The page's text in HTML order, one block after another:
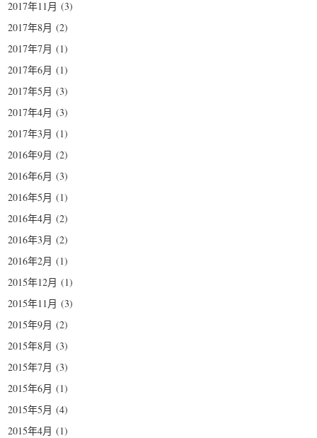
2017年11月 (3)
2017年8月 (2)
2017年7月 (1)
2017年6月 (1)
2017年5月 (3)
2017年4月 (3)
2017年3月 (1)
2016年9月 (2)
2016年6月 (3)
2016年5月 (1)
2016年4月 (2)
2016年3月 (2)
2016年2月 (1)
2015年12月 (1)
2015年11月 (3)
2015年9月 (2)
2015年8月 (3)
2015年7月 (3)
2015年6月 (1)
2015年5月 (4)
2015年4月 (1)